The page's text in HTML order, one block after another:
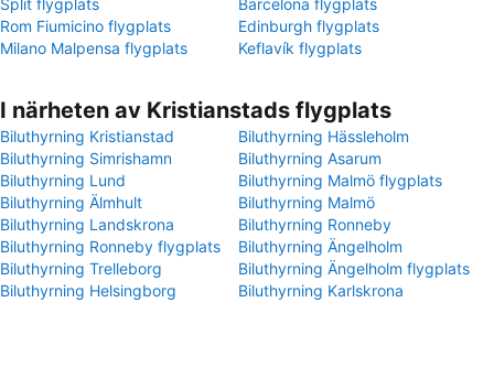
Split flygplats
Barcelona flygplats
Rom Fiumicino flygplats
Edinburgh flygplats
Milano Malpensa flygplats
Keflavík flygplats
I närheten av Kristianstads flygplats
Biluthyrning Kristianstad
Biluthyrning Hässleholm
Biluthyrning Simrishamn
Biluthyrning Asarum
Biluthyrning Lund
Biluthyrning Malmö flygplats
Biluthyrning Älmhult
Biluthyrning Malmö
Biluthyrning Landskrona
Biluthyrning Ronneby
Biluthyrning Ronneby flygplats
Biluthyrning Ängelholm
Biluthyrning Trelleborg
Biluthyrning Ängelholm flygplats
Biluthyrning Helsingborg
Biluthyrning Karlskrona